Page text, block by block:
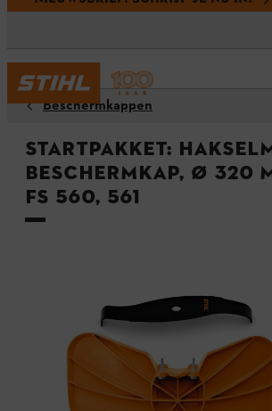
Beschermkappen
Startpakket:
beschermkap, Ø 320
FS 560, 561